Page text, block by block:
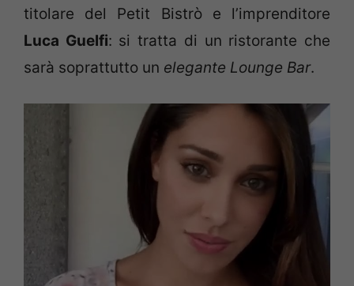
titolare del Petit Bistrò e l’imprenditore
Luca Guelfi: si tratta di un ristorante che
sarà soprattutto un elegante Lounge Bar.